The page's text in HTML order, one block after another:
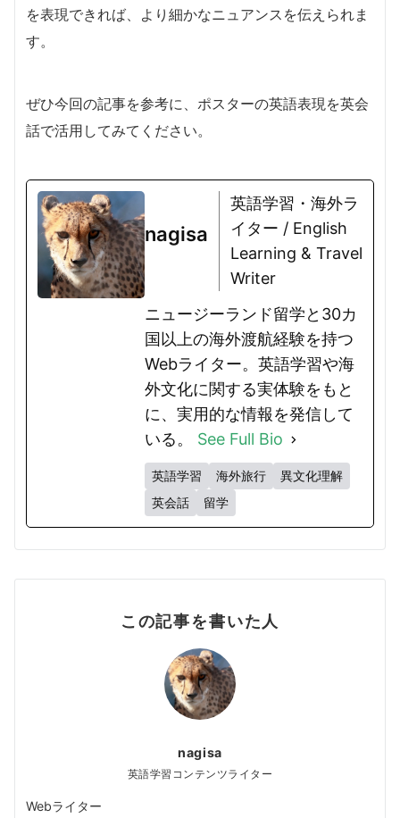
を表現できれば、より細かなニュアンスを伝えられま
す。
ぜひ今回の記事を参考に、ポスターの英語表現を英会
話で活用してみてください。
nagisa
英語学習・海外ラ
イター / English
Learning & Travel
Writer
ニュージーランド留学と30カ
国以上の海外渡航経験を持つ
Webライター。英語学習や海
外文化に関する実体験をもと
に、実用的な情報を発信して
いる。 See Full Bio
英語学習 海外旅行
異文化理解
英会話
留学
この記事を書いた人
nagisa
英語学習コンテンツライター
Webライター